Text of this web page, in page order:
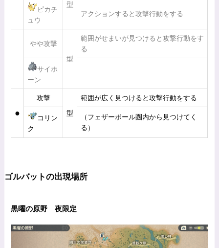
型
ピカチ
ュウ
アクションすると攻撃行動をする
やや攻撃
型
範囲がせまいが見つけると攻撃行動をす
る
サイホ
ーン
●
攻撃
型
範囲が広く見つけると攻撃行動をする
コリン
ク
（フェザーボール圏内から見つけてく
る）
ゴルバットの出現場所
黒曜の原野 夜限定